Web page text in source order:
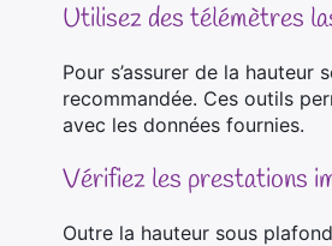
Utilisez des télémètres
Pour s’assurer de la hauteur
recommandée. Ces outils
avec les données fournies.
Vérifiez les prestations
Outre la hauteur sous